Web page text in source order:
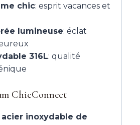
chic: esprit vacances et
lumineuse: éclat
316L: qualité
ChicConnect
acier inoxydable de